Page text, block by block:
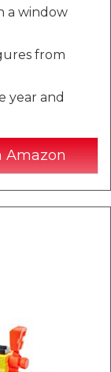
a window
from
year and
Amazon